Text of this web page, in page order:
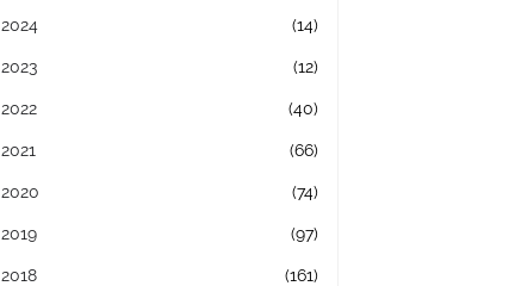
2024 (14)
2023 (12)
2022 (40)
2021 (66)
2020 (74)
2019 (97)
2018 (161)